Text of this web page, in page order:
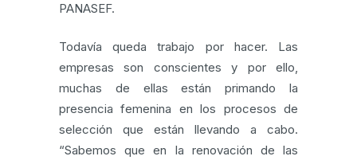
PANASEF.
Todavía queda trabajo por hacer. Las
empresas son conscientes y por ello,
muchas de ellas están primando la
presencia femenina en los procesos de
selección que están llevando a cabo.
“Sabemos que en la renovación de las